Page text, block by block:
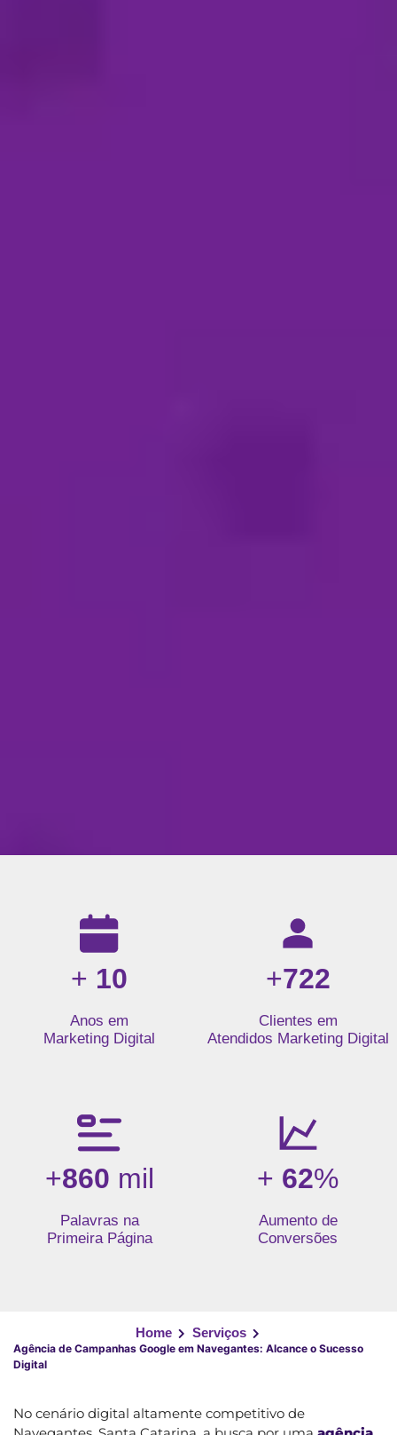
Resultados da nossa agência de marketing digital: mais
+ 10
Anos em
Marketing Digital
+722
Clientes em
Atendidos Marketing Digital
+860 mil
Palavras na
Primeira Página
+ 62%
Aumento de
Conversões
Home Serviços
Agência de Campanhas Google em Navegantes: Alcance o Sucesso
Digital
No cenário digital altamente competitivo de